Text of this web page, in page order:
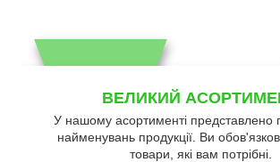
ВЕЛИКИЙ
У нашому асортименті представлено
найменувань продукції. Ви
товари, які вам потрібні.